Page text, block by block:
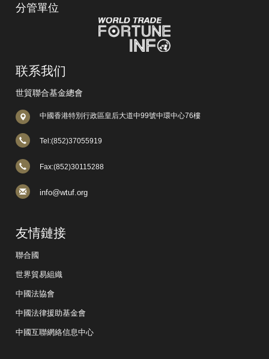
分管單位
联系我们
世貿聯合基金總會
中國香港特別行政區皇后大道中99號中環中心76樓
Tel:(852)37055919
Fax:(852)30115288
info@wtuf.org
友情鏈接
聯合國
世界貿易組織
中國法協會
中國法律援助基金會
中國互聯網絡信息中心